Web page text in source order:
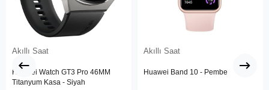
Akıllı Saat
Huawei Watch GT3 Pro 46MM
Titanyum Kasa - Siyah
Akıllı Saat
Huawei Band 10 - Pembe